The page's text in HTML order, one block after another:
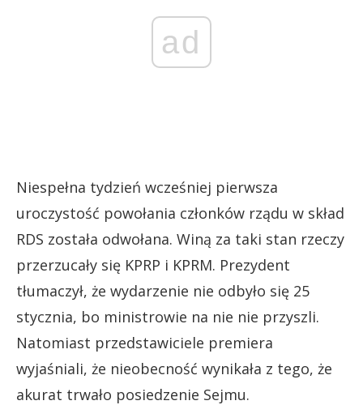
ad
Niespełna tydzień wcześniej pierwsza
uroczystość powołania członków rządu w skład
RDS została odwołana. Winą za taki stan rzeczy
przerzucały się KPRP i KPRM. Prezydent
tłumaczył, że wydarzenie nie odbyło się 25
stycznia, bo ministrowie na nie nie przyszli.
Natomiast przedstawiciele premiera
wyjaśniali, że nieobecność wynikała z tego, że
akurat trwało posiedzenie Sejmu.